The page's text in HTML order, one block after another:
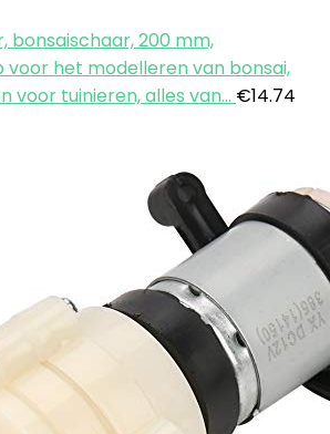
bonsaischaar, 200 mm,
voor het modelleren van bonsai,
voor tuinieren, alles van… €14.74